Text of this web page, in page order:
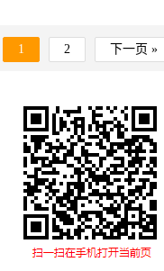
1 2 下一页 »